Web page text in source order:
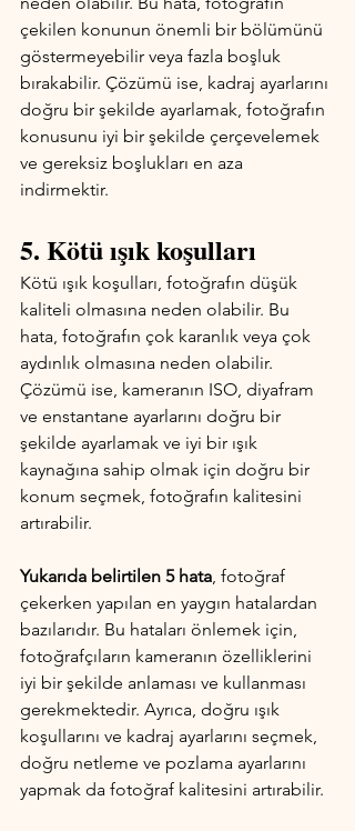
çekilen konunun önemli bir bölümünü
göstermeyebilir veya fazla boşluk
bırakabilir. Çözümü ise, kadraj ayarlarını
doğru bir şekilde ayarlamak, fotoğrafın
konusunu iyi bir şekilde çerçevelemek
ve gereksiz boşlukları en aza
indirmektir.
5. Kötü ışık koşulları
Kötü ışık koşulları, fotoğrafın düşük
kaliteli olmasına neden olabilir. Bu
hata, fotoğrafın çok karanlık veya çok
aydınlık olmasına neden olabilir.
Çözümü ise, kameranın ISO, diyafram
ve enstantane ayarlarını doğru bir
şekilde ayarlamak ve iyi bir ışık
kaynağına sahip olmak için doğru bir
konum seçmek, fotoğrafın kalitesini
artırabilir.
Yukarıda belirtilen 5 hata, fotoğraf
çekerken yapılan en yaygın hatalardan
bazılarıdır. Bu hataları önlemek için,
fotoğrafçıların kameranın özelliklerini
iyi bir şekilde anlaması ve kullanması
gerekmektedir. Ayrıca, doğru ışık
koşullarını ve kadraj ayarlarını seçmek,
doğru netleme ve pozlama ayarlarını
yapmak da fotoğraf kalitesini artırabilir.